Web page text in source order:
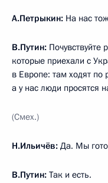
А.Петрыкин: На нас
В.Путин:
которые приехали с
в Европе: там ходят по
а у нас люди просятся
(Смех.)
Н.Ильичёв: Да. Мы
В.Путин: Так и есть.